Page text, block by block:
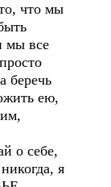
что мы
мы все
беречь
ею,
о себе,
я